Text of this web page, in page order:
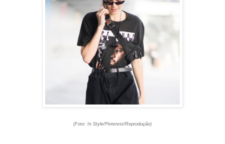
(Foto: In Style/Pinterest/Reprodução)